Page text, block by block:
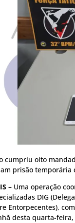
cumpriu oito
prisão temporária
– Uma operação
DIG
Entorpecentes),
desta quarta-